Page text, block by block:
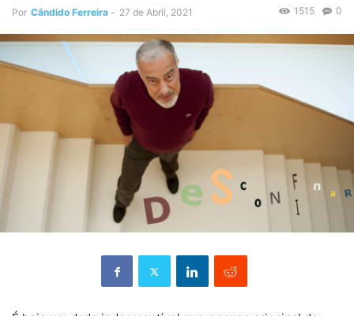
Por Cândido Ferreira - 27 de Abril, 2021 0
1515